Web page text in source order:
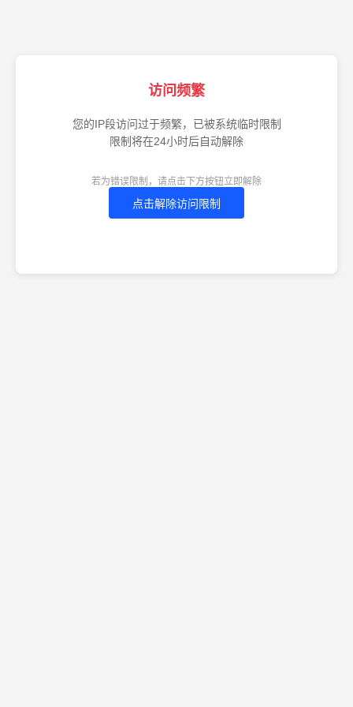
访问频繁
您的IP段访问过于频繁，已被系统临时限制
限制将在24小时后自动解除
若为错误限制，请点击下方按钮立即解除
点击解除访问限制